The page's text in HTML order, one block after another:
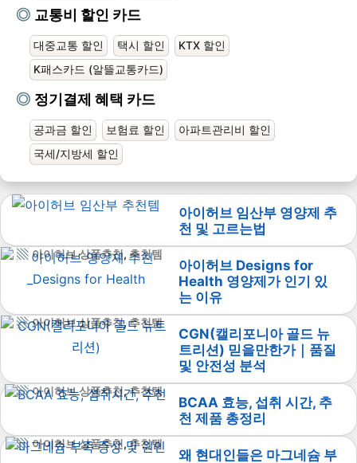
교통비 할인 카드
대중교통 할인 택시 할인
KTX 할인
K패스카드 (알뜰교통카드)
정기결제 혜택 카드
공과금 할인 보험료 할인
아파트관리비 할인
국세/지방세 할인
아이허브 임산부 영양제 추
천 및 고르는법
아이허브 상품추천, 추천템
아이허브 Designs for
Health 영양제가 인기 있
는 이유
아이허브 상품추천,추천템
CGN(캘리포니아 골드 뉴
트리션) 믿을만한가｜품질
및 안전성 분석
아이허브 상품추천,추천템
BCAA 효능, 섭취 시간, 추
천 제품 총정리
아이허브 상품추천,추천템
왜 현대인들은 마그네슘 부